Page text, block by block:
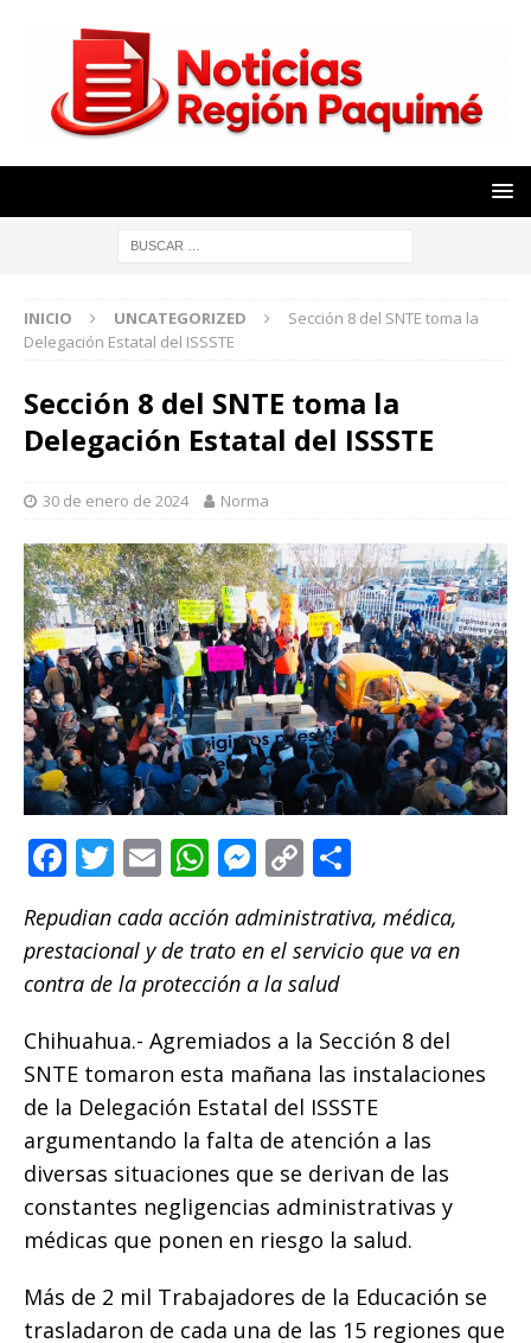
INICIO UNCATEGORIZED
Sección 8 del SNTE toma la
Delegación Estatal del ISSSTE
Sección 8 del SNTE toma la
Delegación Estatal del ISSSTE
30 de enero de 2024 Norma
F
a
c
e
b
o
o
k
T
it
te
r
E
ai
l
W
h
at
s
A
p
p
M
e
ss
e
n
g
e
r
C
p
y
Li
n
k
m
p
ti
r
Repudian cada acción administrativa, médica,
prestacional y de trato en el servicio que va en
contra de la protección a la salud
Chihuahua.- Agremiados a la Sección 8 del
SNTE tomaron esta mañana las instalaciones
de la Delegación Estatal del ISSSTE
argumentando la falta de atención a las
diversas situaciones que se derivan de las
constantes negligencias administrativas y
médicas que ponen en riesgo la salud.
Más de 2 mil Trabajadores de la Educación se
trasladaron de cada una de las 15 regiones que